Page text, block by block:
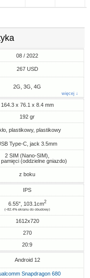
08 / 2022
267 USD
2G, 3G, 4G
więcej ↓
164.3 x 76.1 x 8.4 mm
192 gr
plastikowy, plastikowy
Type-C, jack 3.5mm
2 SIM (Nano-SIM),
(oddzielne gniazdo)
z boku
IPS
6.55", 103.1cm2
(~82.4% ekranu do obudowy)
1612x720
270
20:9
Android 12
Snapdragon 680